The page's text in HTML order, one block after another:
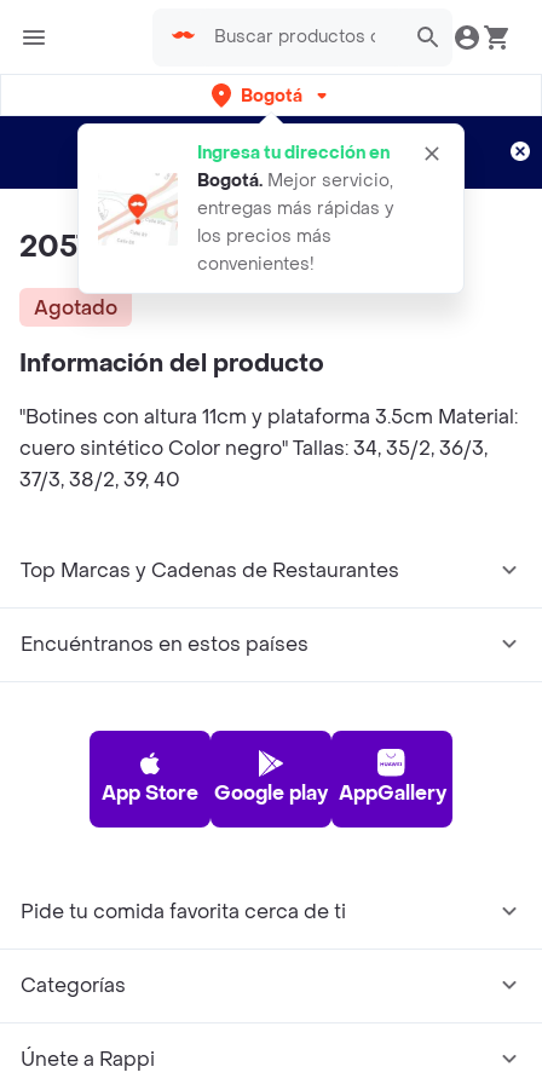
Bogotá
Ingresa tu dirección en
Bogotá. Mejor servicio,
entregas más rápidas y
los precios más
convenientes!
envíos gratis por semanas
Aplican TyC
2057
Agotado
Información del producto
"Botines con altura 11cm y plataforma 3.5cm Material:
cuero sintético Color negro" Tallas: 34, 35/2, 36/3,
37/3, 38/2, 39, 40
Top Marcas y Cadenas de Restaurantes
Encuéntranos en estos países
App Store Google play AppGallery
Pide tu comida favorita cerca de ti
Categorías
Únete a Rappi